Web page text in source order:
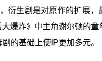
衍生剧是对原作的扩展，
爆炸》中主角谢尔顿的童
的基础上使IP更加多元。